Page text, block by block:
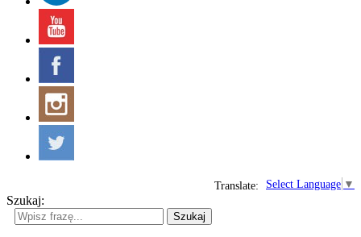
Select Language ▼
Translate:
Szukaj:
Szukaj